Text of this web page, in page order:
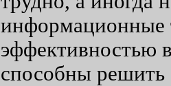
информационные
эффективностью
способны решить